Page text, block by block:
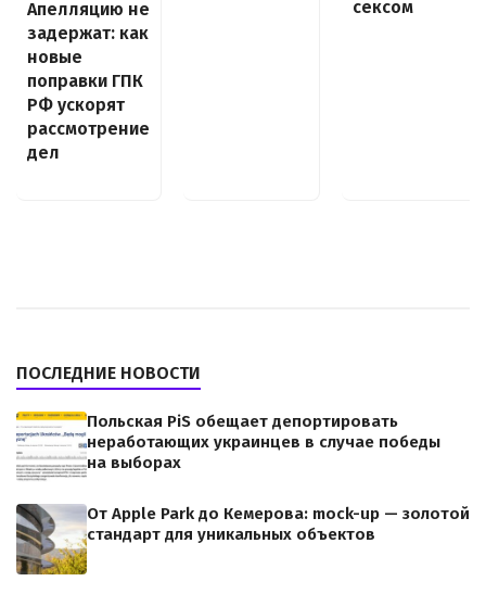
Апелляцию не
задержат: как
новые
поправки ГПК
РФ ускорят
рассмотрение
дел
сексом
ПОСЛЕДНИЕ НОВОСТИ
Польская PiS обещает депортировать
неработающих украинцев в случае победы
на выборах
От Apple Park до Кемерова: mock-up — золотой
стандарт для уникальных объектов